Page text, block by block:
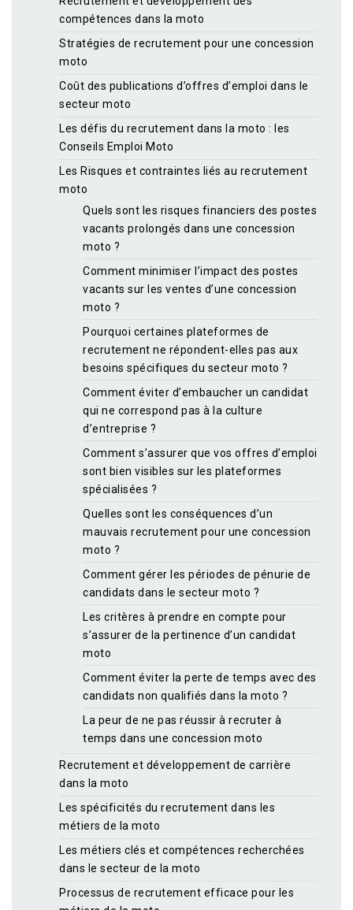
compétences dans la moto
Stratégies de recrutement pour une concession
moto
Coût des publications d’offres d’emploi dans le
secteur moto
Les défis du recrutement dans la moto : les
Conseils Emploi Moto
Les Risques et contraintes liés au recrutement
moto
Quels sont les risques financiers des postes
vacants prolongés dans une concession
moto ?
Comment minimiser l’impact des postes
vacants sur les ventes d’une concession
moto ?
Pourquoi certaines plateformes de
recrutement ne répondent-elles pas aux
besoins spécifiques du secteur moto ?
Comment éviter d’embaucher un candidat
qui ne correspond pas à la culture
d’entreprise ?
Comment s’assurer que vos offres d’emploi
sont bien visibles sur les plateformes
spécialisées ?
Quelles sont les conséquences d’un
mauvais recrutement pour une concession
moto ?
Comment gérer les périodes de pénurie de
candidats dans le secteur moto ?
Les critères à prendre en compte pour
s’assurer de la pertinence d’un candidat
moto
Comment éviter la perte de temps avec des
candidats non qualifiés dans la moto ?
La peur de ne pas réussir à recruter à
temps dans une concession moto
Recrutement et développement de carrière
dans la moto
Les spécificités du recrutement dans les
métiers de la moto
Les métiers clés et compétences recherchées
dans le secteur de la moto
Processus de recrutement efficace pour les